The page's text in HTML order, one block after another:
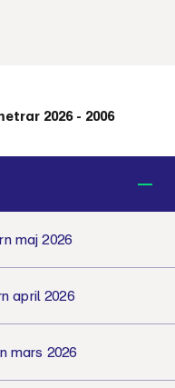
2026 - 2006
maj 2026
april 2026
mars 2026